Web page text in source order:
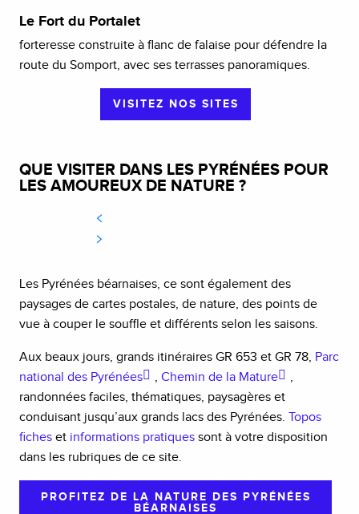
Le Fort du Portalet
forteresse construite à flanc de falaise pour défendre la
route du Somport, avec ses terrasses panoramiques.
VISITEZ NOS SITES
QUE VISITER DANS LES PYRÉNÉES POUR
LES AMOUREUX DE NATURE ?
Les Pyrénées béarnaises, ce sont également des
paysages de cartes postales, de nature, des points de
vue à couper le souffle et différents selon les saisons.
Aux beaux jours, grands itinéraires GR 653 et GR 78, Parc
national des Pyrénées
, Chemin de la Mature
,
randonnées faciles, thématiques, paysagères et
conduisant jusqu’aux grands lacs des Pyrénées. Topos
fiches et informations pratiques sont à votre disposition
dans les rubriques de ce site.
PROFITEZ DE LA NATURE DES PYRÉNÉES
BÉARNAISES